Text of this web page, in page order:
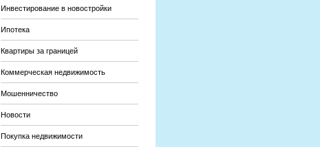
Инвестирование в новостройки
Ипотека
Квартиры за границей
Коммерческая недвижимость
Мошенничество
Новости
Покупка недвижимости